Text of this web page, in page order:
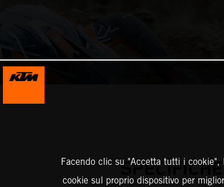
Facendo clic su "Accetta tutti i
cookie sul proprio dispositivo per